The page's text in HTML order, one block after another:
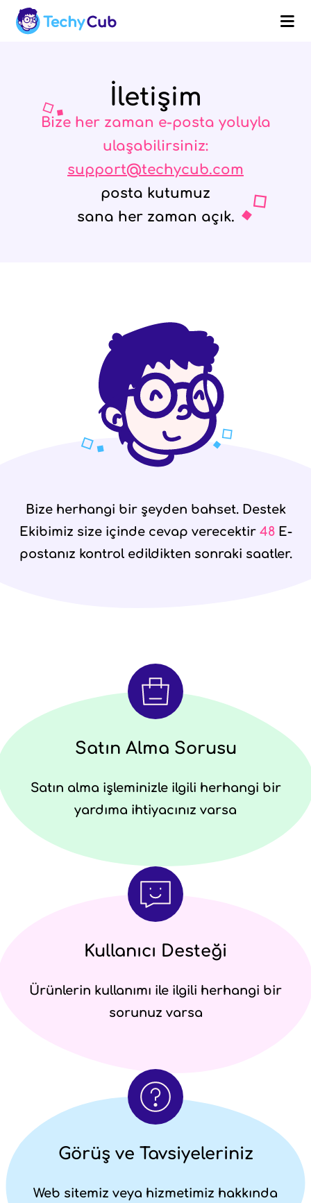
İletişim
Bize her zaman e-posta yoluyla
ulaşabilirsiniz:
support@techycub.com
posta kutumuz
sana her zaman açık.
Bize herhangi bir şeyden bahset. Destek
Ekibimiz size içinde cevap verecektir 48 E-
postanız kontrol edildikten sonraki saatler.
Satın Alma Sorusu
Satın alma işleminizle ilgili herhangi bir
yardıma ihtiyacınız varsa
Kullanıcı Desteği
Ürünlerin kullanımı ile ilgili herhangi bir
sorunuz varsa
Görüş ve Tavsiyeleriniz
Web sitemiz veya hizmetimiz hakkında